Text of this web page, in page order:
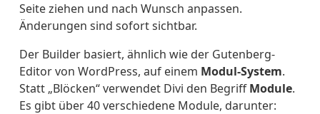
Seite ziehen und nach Wunsch anpassen.
Änderungen sind sofort sichtbar.
Der Builder basiert, ähnlich wie der Gutenberg-
Editor von WordPress, auf einem Modul-System.
Statt „Blöcken“ verwendet Divi den BegriffModule.
Es gibt über 40 verschiedene Module, darunter: